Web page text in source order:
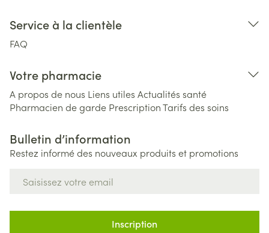
Service à la clientèle
FAQ
Votre pharmacie
A propos de nous Liens utiles Actualités santé
Pharmacien de garde PrescriptionTarifs des soins
Bulletin d’information
Restez informé des nouveaux produits et promotions
Inscription